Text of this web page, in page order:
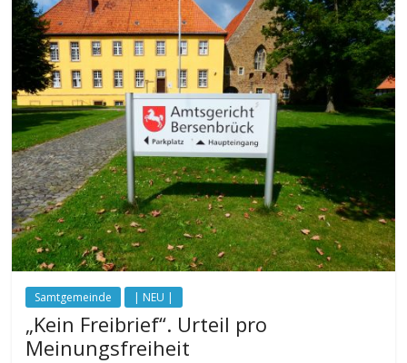
Samtgemeinde | NEU |
„Kein Freibrief“. Urteil pro
Meinungsfreiheit